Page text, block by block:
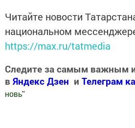
Читайте новости
национальном
https://max.ru/tatmedia
Следите за самым важным
в Яндекс Дзен и Телеграм
новь"